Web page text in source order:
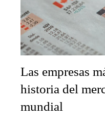
Las empresas
historia del
mundial